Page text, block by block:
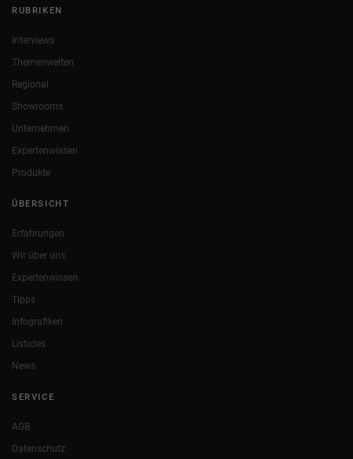
RUBRIKEN
Interviews
Themenwelten
Regional
Showrooms
Unternehmen
Expertenwissen
Produkte
ÜBERSICHT
Erfahrungen
Wir über uns
Expertenwissen
Tipps
Infografiken
Listicles
News
SERVICE
AGB
Datenschutz